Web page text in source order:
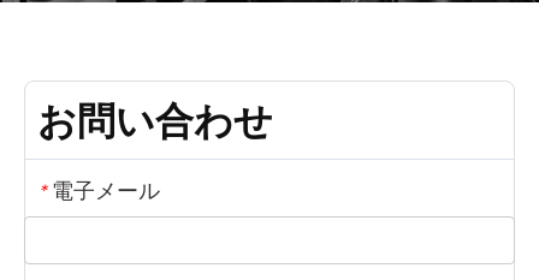
お問い合わせ
* 電子メール